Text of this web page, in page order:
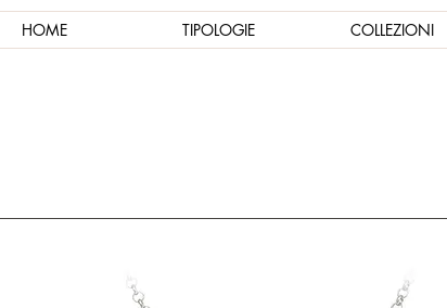
HOME TIPOLOGIE COLLEZIONI